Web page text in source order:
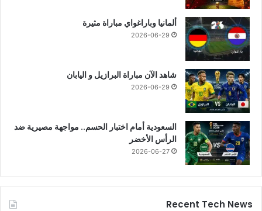
ألمانيا وباراغواي مباراة مثيرة
2026-06-29
شاهد الآن مباراة البرازيل و اليابان
2026-06-29
السعودية أمام اختبار الحسم.. مواجهة مصيرية ضد
الرأس الأخضر
2026-06-27
Recent Tech News